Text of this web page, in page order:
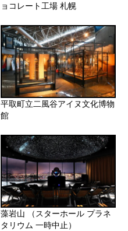
ョコレート工場 札幌
平取町立二風谷アイヌ文化博物
館
藻岩山 （スターホール プラネ
タリウム 一時中止）